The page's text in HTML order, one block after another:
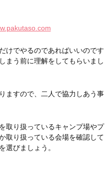
けでやるのであればいいのです
まう前に理解をしてもらいまし
ますので、二人で協力しあう事
取り扱っているキャンプ場やプ
取り扱っている会場を確認して
選びましょう。